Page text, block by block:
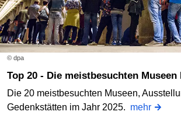
© dpa
Top 20 - Die meistbesuchten
Die 20 meistbesuchten Museen,
Gedenkstätten im Jahr 2025. mehr